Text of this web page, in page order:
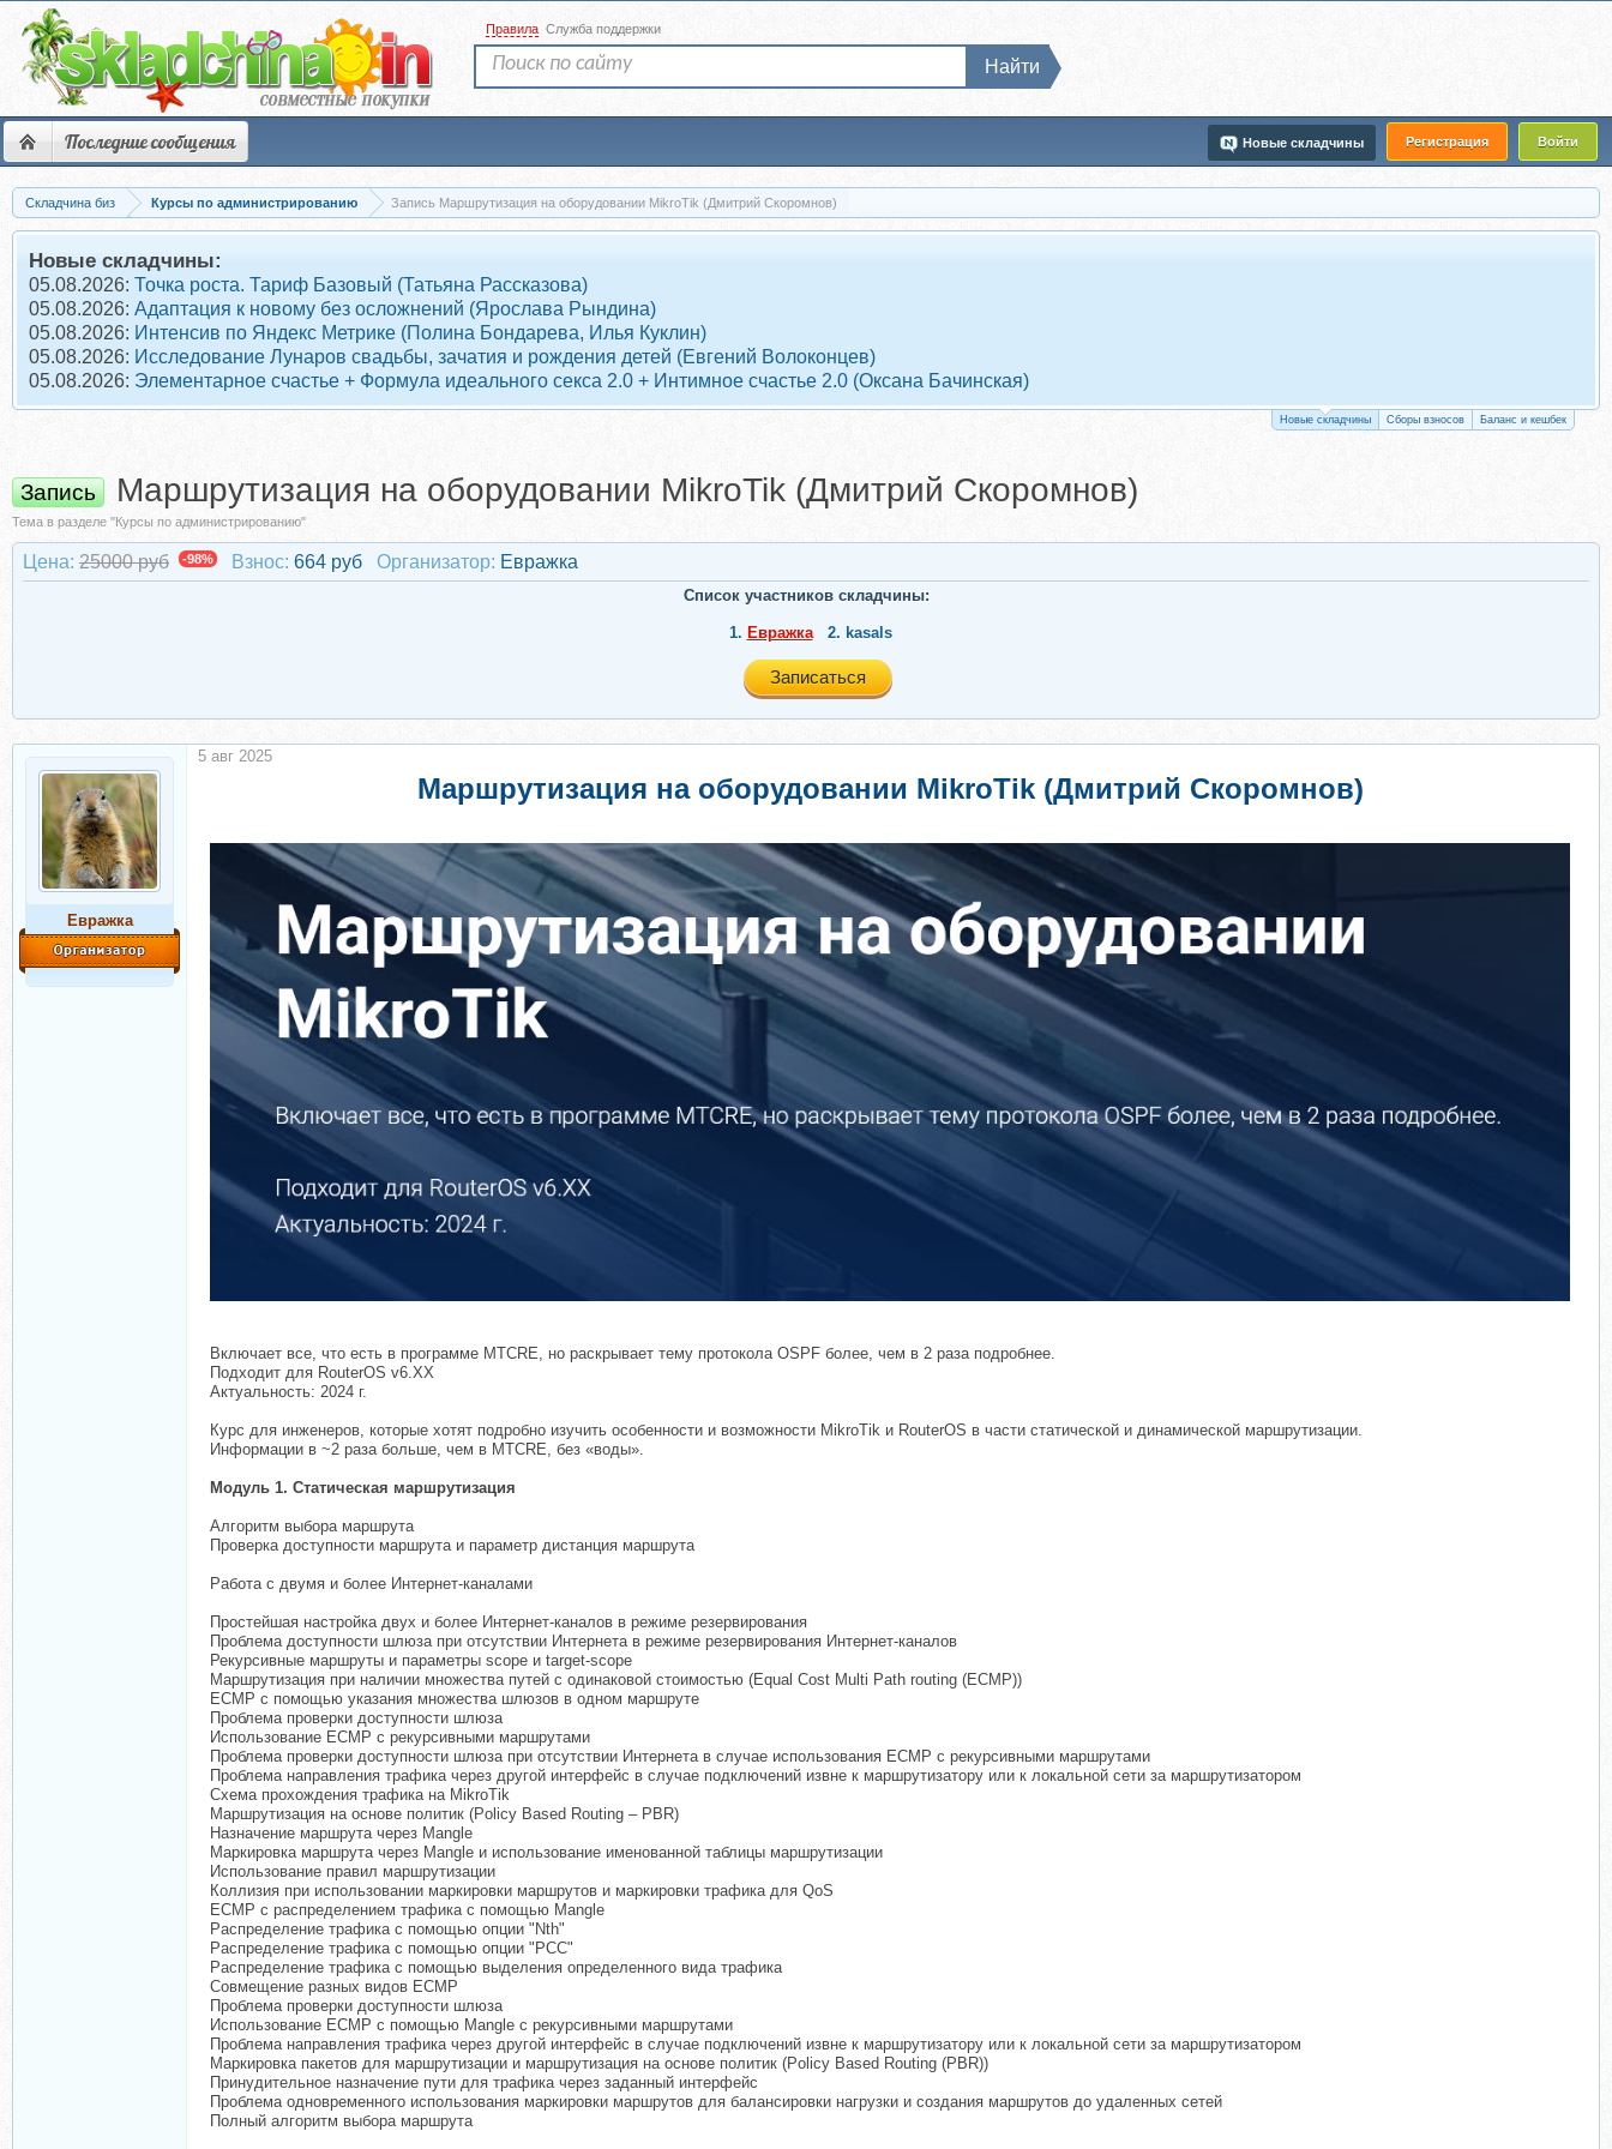
Последние сообщения Регистрация Войти
Новые складчины
Правила Служба поддержки
Найти
Складчина биз Курсы по администрированию Запись Маршрутизация на оборудовании MikroTik (Дмитрий Скоромнов)
Новые складчины:
05.08.2026: Точка роста. Тариф Базовый (Татьяна Рассказова)
05.08.2026: Адаптация к новому без осложнений (Ярослава Рындина)
05.08.2026: Интенсив по Яндекс Метрике (Полина Бондарева, Илья Куклин)
05.08.2026: Исследование Лунаров свадьбы, зачатия и рождения детей (Евгений Волоконцев)
05.08.2026: Элементарное счастье + Формула идеального секса 2.0 + Интимное счастье 2.0 (Оксана Бачинская)
Новые складчины Сборы взносов Баланс и кешбек
Запись Маршрутизация на оборудовании MikroTik (Дмитрий Скоромнов)
Тема в разделе "Курсы по администрированию"
Цена: 25000 руб -98% Взнос: 664 руб Организатор: Евражкa
Список участников складчины:
1. Евражкa 2. kasals
Записаться
Евражкa
Маршрутизация на оборудовании MikroTik (Дмитрий Скоромнов)
Включает все, что есть в программе MTCRE, но раскрывает тему протокола OSPF более, чем в 2 раза подробнее.
Подходит для RouterOS v6.XX
Актуальность: 2024 г.
Курс для инженеров, которые хотят подробно изучить особенности и возможности MikroTik и RouterOS в части статической и динамической маршрутизации.
Информации в ~2 раза больше, чем в MTCRE, без «воды».
Модуль 1. Статическая маршрутизация
Алгоритм выбора маршрута
Проверка доступности маршрута и параметр дистанция маршрута
Работа с двумя и более Интернет-каналами
Простейшая настройка двух и более Интернет-каналов в режиме резервирования
Проблема доступности шлюза при отсутствии Интернета в режиме резервирования Интернет-каналов
Рекурсивные маршруты и параметры scope и target-scope
Маршрутизация при наличии множества путей с одинаковой стоимостью (Equal Cost Multi Path routing (ECMP))
ECMP с помощью указания множества шлюзов в одном маршруте
Проблема проверки доступности шлюза
Использование ECMP с рекурсивными маршрутами
Проблема проверки доступности шлюза при отсутствии Интернета в случае использования ECMP с рекурсивными маршрутами
Проблема направления трафика через другой интерфейс в случае подключений извне к маршрутизатору или к локальной сети за маршрутизатором
Схема прохождения трафика на MikroTik
Маршрутизация на основе политик (Policy Based Routing – PBR)
Назначение маршрута через Mangle
Маркировка маршрута через Mangle и использование именованной таблицы маршрутизации
Использование правил маршрутизации
Коллизия при использовании маркировки маршрутов и маркировки трафика для QoS
ECMP с распределением трафика с помощью Mangle
Распределение трафика с помощью опции "Nth"
Распределение трафика с помощью опции "PCC"
Распределение трафика с помощью выделения определенного вида трафика
Совмещение разных видов ECMP
Проблема проверки доступности шлюза
Использование ECMP с помощью Mangle с рекурсивными маршрутами
Проблема направления трафика через другой интерфейс в случае подключений извне к маршрутизатору или к локальной сети за маршрутизатором
Маркировка пакетов для маршрутизации и маршрутизация на основе политик (Policy Based Routing (PBR))
Принудительное назначение пути для трафика через заданный интерфейс
Проблема одновременного использования маркировки маршрутов для балансировки нагрузки и создания маршрутов до удаленных сетей
Полный алгоритм выбора маршрута
5 авг 2025